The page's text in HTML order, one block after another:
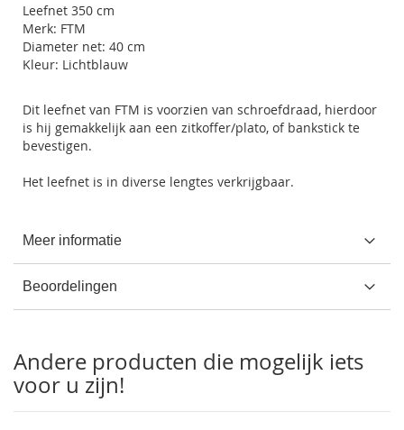
Leefnet 350 cm
Merk: FTM
Diameter net: 40 cm
Kleur: Lichtblauw
Dit leefnet van FTM is voorzien van schroefdraad, hierdoor
is hij gemakkelijk aan een zitkoffer/plato, of bankstick te
bevestigen.
Het leefnet is in diverse lengtes verkrijgbaar.
Meer informatie
Beoordelingen
Andere producten die mogelijk iets
voor u zijn!